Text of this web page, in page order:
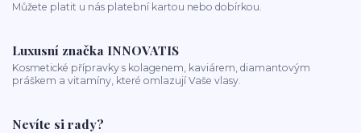
Můžete platit u nás platební kartou nebo dobírkou.
Luxusní značka INNOVATIS
Kosmetické přípravky s kolagenem, kaviárem, diamantovým
práškem a vitamíny, které omlazují Vaše vlasy.
Nevíte si rady?